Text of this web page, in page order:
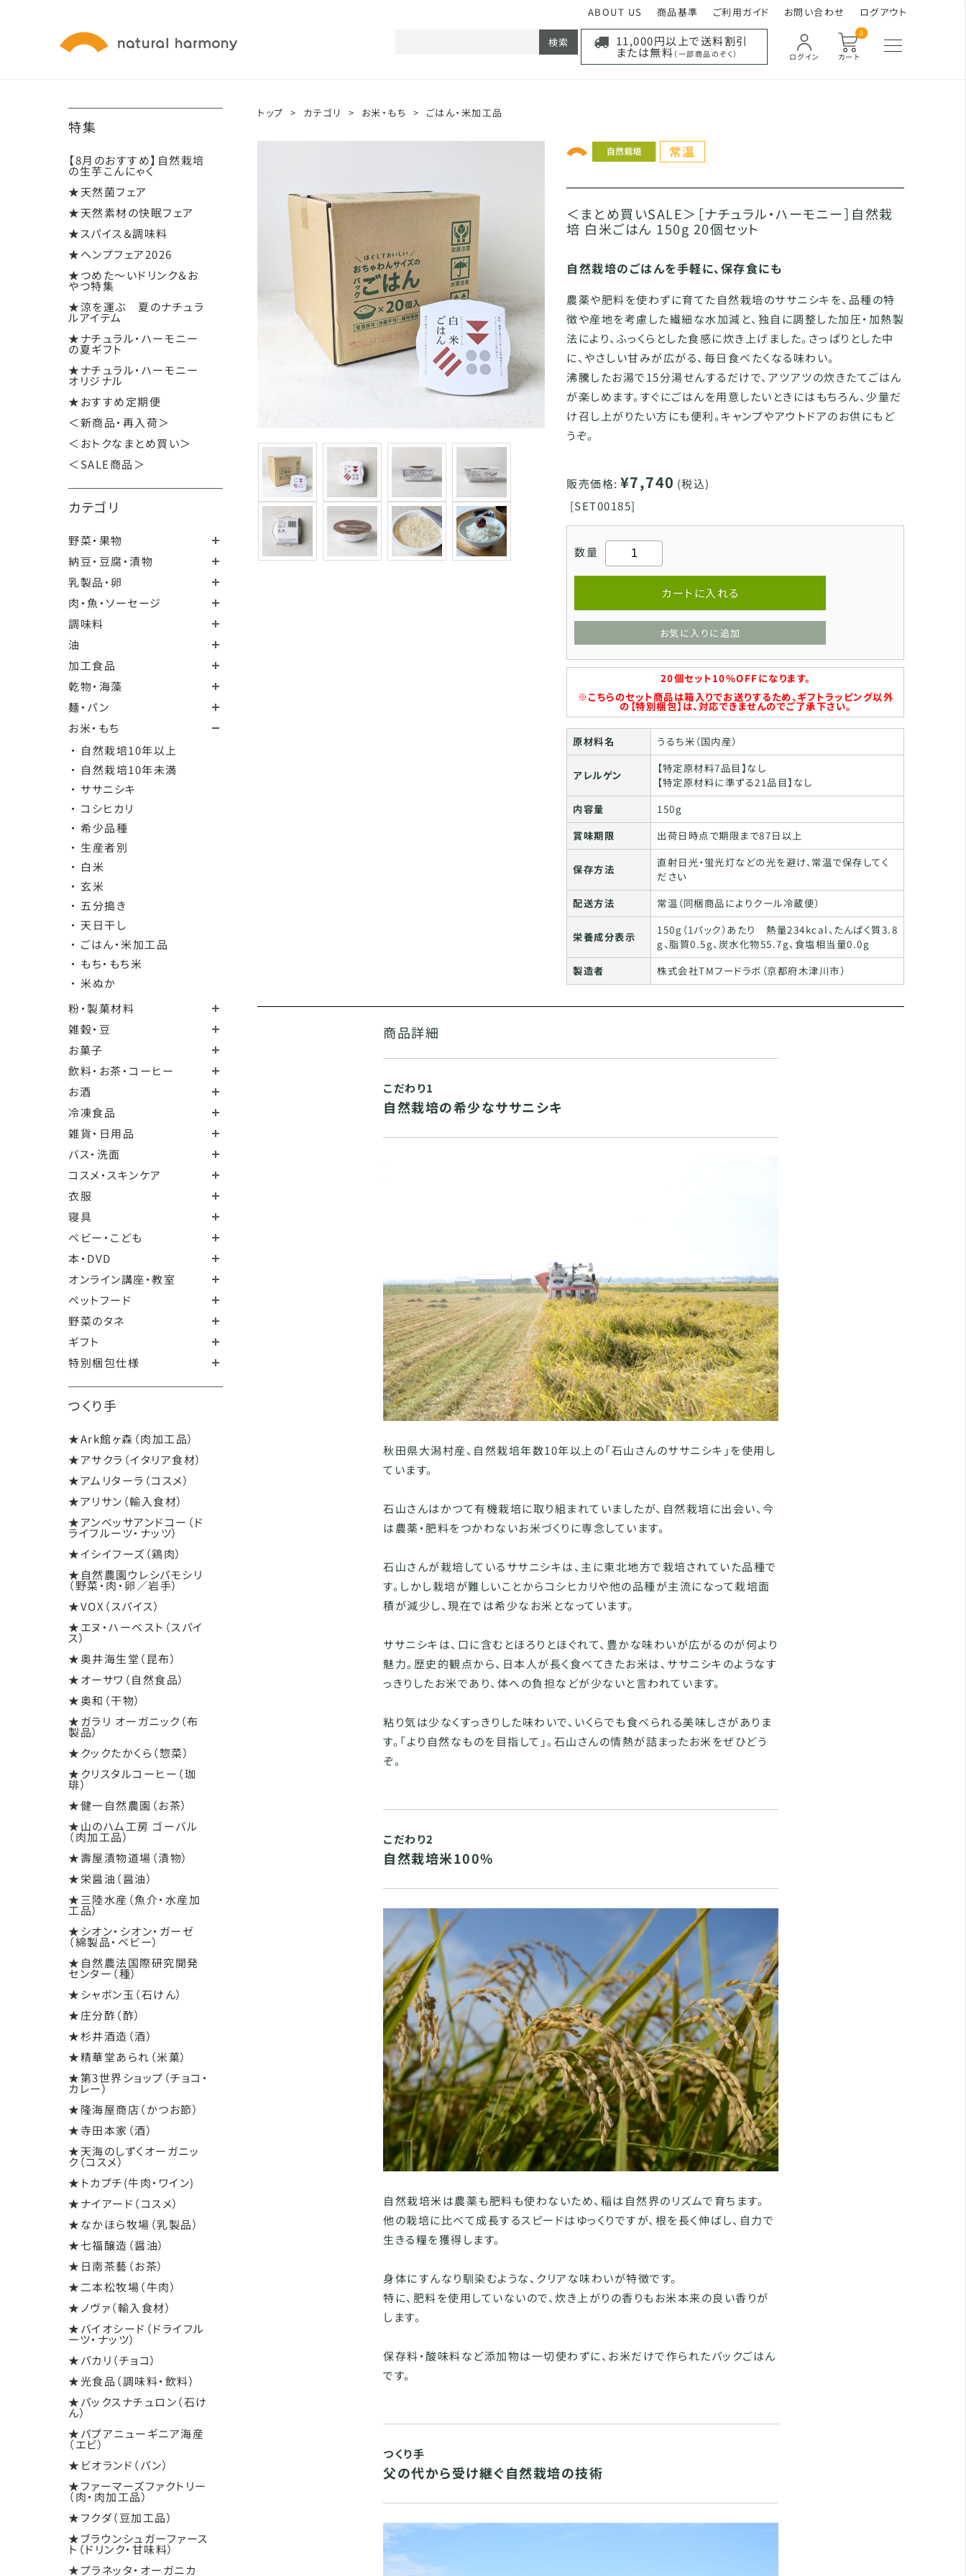
ABOUT US 商品基準 ご利用ガイド お問い合わせ ログアウト
カート
0
ログイン
11,000円以上で送料割引
または無料 （一部商品のぞく）
検索
特集
【8月のおすすめ】自然栽培
の生芋こんにゃく
★天然菌フェア
★天然素材の快眠フェア
★スパイス＆調味料
★ヘンプフェア2026
★つめた～いドリンク＆お
やつ特集
★涼を運ぶ 夏のナチュラ
ルアイテム
★ナチュラル・ハーモニー
の夏ギフト
★ナチュラル・ハーモニー
オリジナル
★おすすめ定期便
＜新商品・再入荷＞
＜おトクなまとめ買い＞
＜SALE商品＞
カテゴリ
野菜・果物
納豆・豆腐・漬物
乳製品・卵
肉・魚・ソーセージ
調味料
油
加工食品
乾物・海藻
麺・パン
お米・もち
・ 自然栽培10年以上
・ 自然栽培10年未満
・ ササニシキ
・ コシヒカリ
・ 希少品種
・ 生産者別
・ 白米
・ 玄米
・ 五分搗き
・ 天日干し
・ ごはん・米加工品
・ もち・もち米
・ 米ぬか
粉・製菓材料
雑穀・豆
お菓子
飲料・お茶・コーヒー
お酒
冷凍食品
雑貨・日用品
バス・洗面
コスメ・スキンケア
衣服
寝具
ベビー・こども
本・DVD
オンライン講座・教室
ペットフード
野菜のタネ
ギフト
特別梱包仕様
つくり手
★Ark館ヶ森（肉加工品）
★アサクラ（イタリア食材）
★アムリターラ（コスメ）
★アリサン（輸入食材）
★アンベッサアンドコー（ド
ライフルーツ・ナッツ）
★イシイフーズ（鶏肉）
★自然農園ウレシパモシリ
（野菜・肉・卵／岩手）
★VOX（スパイス）
★エヌ・ハーベスト（スパイ
ス）
★奥井海生堂（昆布）
★オーサワ（自然食品）
★奥和（干物）
★ガラリ オーガニック（布
製品）
★クックたかくら（惣菜）
★クリスタルコーヒー（珈
琲）
★健一自然農園（お茶）
★山のハム工房 ゴーバル
（肉加工品）
★壽屋漬物道場（漬物）
★栄醤油（醤油）
★三陸水産（魚介・水産加
工品）
★シオン・シオン・ガーゼ
（綿製品・ベビー）
★自然農法国際研究開発
センター（種）
★シャボン玉（石けん）
★庄分酢（酢）
★杉井酒造（酒）
★精華堂あられ（米菓）
★第3世界ショップ（チョコ・
カレー）
★隆海屋商店（かつお節）
★寺田本家（酒）
★天海のしずくオーガニッ
ク（コスメ）
★トカプチ(牛肉・ワイン)
★ナイアード（コスメ）
★なかほら牧場（乳製品）
★七福醸造（醤油）
★日南茶藝（お茶）
★二本松牧場（牛肉）
★ノヴァ（輸入食材）
★バイオシード（ドライフル
ーツ・ナッツ）
★パカリ（チョコ）
★光食品（調味料・飲料）
★パックスナチュロン（石け
ん）
★パプアニューギニア海産
（エビ）
★ビオランド（パン）
★ファーマーズファクトリー
（肉・肉加工品）
★フクダ（豆加工品）
★ブラウンシュガーファース
ト（ドリンク・甘味料）
★プラネッタ・オーガニカ
トップ > カテゴリ > お米・もち > ごはん・米加工品
＜まとめ買いSALE＞［ナチュラル・ハーモニー］自然栽
培 白米ごはん 150g 20個セット
自然栽培のごはんを手軽に、保存食にも
農薬や肥料を使わずに育てた自然栽培のササニシキを、品種の特
徴や産地を考慮した繊細な水加減と、独自に調整した加圧・加熱製
法により、ふっくらとした食感に炊き上げました。さっぱりとした中
に、やさしい甘みが広がる、毎日食べたくなる味わい。
沸騰したお湯で15分湯せんするだけで、アツアツの炊きたてごはん
が楽しめます。すぐにごはんを用意したいときにはもちろん、少量だ
け召し上がりたい方にも便利。キャンプやアウトドアのお供にもど
うぞ。
販売価格: ¥7,740 (税込)
[SET00185]
数量
カートに入れる
お気に入りに追加
20個セット10%OFFになります。
※こちらのセット商品は箱入りでお送りするため、ギフトラッピング以外
の【特別梱包】は、対応できませんのでご了承下さい。
原材料名 うるち米（国内産）
アレルゲン
【特定原材料7品目】なし
【特定原材料に準ずる21品目】なし
内容量
150g
賞味期限
出荷日時点で期限まで87日以上
保存方法
直射日光・蛍光灯などの光を避け、常温で保存してく
ださい
配送方法
常温（同梱商品によりクール冷蔵便）
栄養成分表示
150g（1パック）あたり 熱量234kcal、たんぱく質3.8
g、脂質0.5g、炭水化物55.7g、食塩相当量0.0g
製造者
株式会社TMフードラボ（京都府木津川市）
商品詳細
こだわり1
自然栽培の希少なササニシキ
秋田県大潟村産、自然栽培年数10年以上の「石山さんのササニシキ」を使用し
ています。
石山さんはかつて有機栽培に取り組まれていましたが、自然栽培に出会い、今
は農薬・肥料をつかわないお米づくりに専念しています。
石山さんが栽培しているササニシキは、主に東北地方で栽培されていた品種で
す。しかし栽培が難しいことからコシヒカリや他の品種が主流になって栽培面
積が減少し、現在では希少なお米となっています。
ササニシキは、口に含むとほろりとほぐれて、豊かな味わいが広がるのが何より
魅力。歴史的観点から、日本人が長く食べてきたお米は、ササニシキのようなす
っきりしたお米であり、体への負担などが少ないと言われています。
粘り気は少なくすっきりした味わいで、いくらでも食べられる美味しさがありま
す。「より自然なものを目指して」。石山さんの情熱が詰まったお米をぜひどう
ぞ。
こだわり2
自然栽培米100%
自然栽培米は農薬も肥料も使わないため、稲は自然界のリズムで育ちます。
他の栽培に比べて成長するスピードはゆっくりですが、根を長く伸ばし、自力で
生きる糧を獲得します。
身体にすんなり馴染むような、クリアな味わいが特徴です。
特に、肥料を使用していないので、炊き上がりの香りもお米本来の良い香りが
します。
保存料・酸味料など添加物は一切使わずに、お米だけで作られたパックごはん
です。
つくり手
父の代から受け継ぐ自然栽培の技術